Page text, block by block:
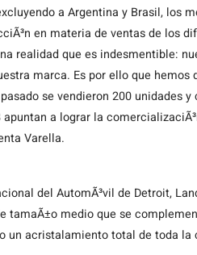
a Argentina y Brasil, los
en materia de ventas de los
realidad que es indesmentible:
marca. Es por ello que hemos
se vendieron 200 unidades
a lograr la
Varella.
del AutomÃ³vil de Detroit,
tamaÃ±o medio que se
un acristalamiento total de toda la